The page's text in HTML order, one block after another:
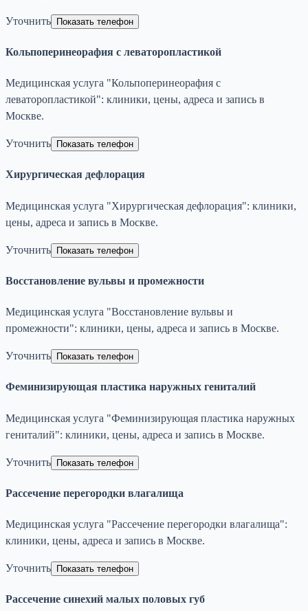
Уточнить Показать телефон
Кольпоперинеорафия с леваторопластикой
Медицинская услуга "Кольпоперинеорафия с
леваторопластикой": клиники, цены, адреса и запись в
Москве.
Уточнить Показать телефон
Хирургическая дефлорация
Медицинская услуга "Хирургическая дефлорация": клиники,
цены, адреса и запись в Москве.
Уточнить Показать телефон
Восстановление вульвы и промежности
Медицинская услуга "Восстановление вульвы и
промежности": клиники, цены, адреса и запись в Москве.
Уточнить Показать телефон
Феминизирующая пластика наружных гениталий
Медицинская услуга "Феминизирующая пластика наружных
гениталий": клиники, цены, адреса и запись в Москве.
Уточнить Показать телефон
Рассечение перегородки влагалища
Медицинская услуга "Рассечение перегородки влагалища":
клиники, цены, адреса и запись в Москве.
Уточнить Показать телефон
Рассечение синехий малых половых губ